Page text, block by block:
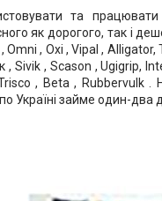
та
як дорогого, так і
Omni , Oxi , Vipal ,
, Sivik , Scason , Ugigrip,
, Beta , Rubbervulk .
Україні займе один-два